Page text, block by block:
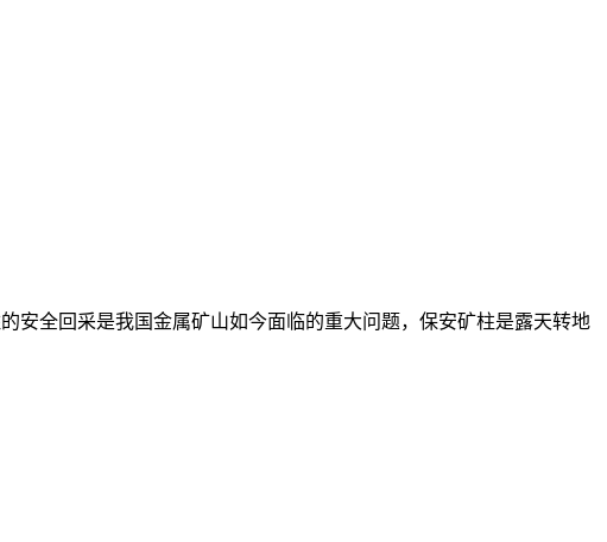
安全回采是我国金属矿山如今面临的重大问题，保安矿柱是露天转地